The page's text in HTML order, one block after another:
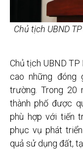
Chủ tịch UBND
Chủ tịch UBND
cao những đóng
trường. Trong 20
thành phố được
phù hợp với tiến
phục vụ phát
quả sử dụng đất,